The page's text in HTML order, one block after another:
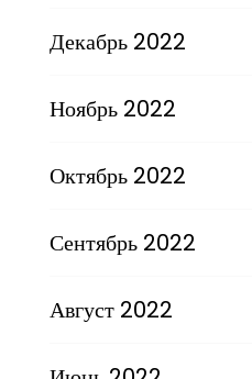
Декабрь 2022
Ноябрь 2022
Октябрь 2022
Сентябрь 2022
Август 2022